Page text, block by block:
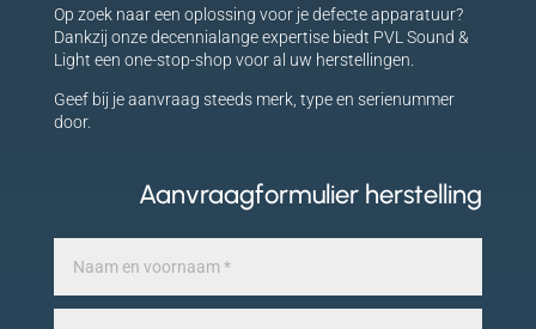
Op zoek naar een oplossing voor je defecte apparatuur?
Dankzij onze decennialange expertise biedt PVL Sound &
Light een one-stop-shop voor al uw herstellingen.
Geef bij je aanvraag steeds merk, type en serienummer
door.
Aanvraagformulier herstelling